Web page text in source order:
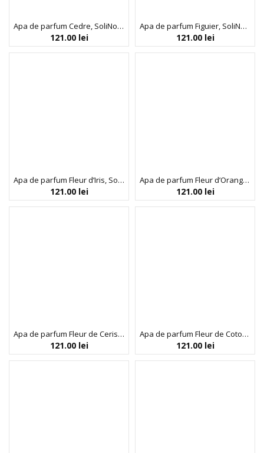
Apa de parfum Cedre, SoliNotes, 50 ml
121.00 lei
Apa de parfum Figuier, SoliNotes, 50 ml
121.00 lei
Apa de parfum Fleur d’Iris, SoliNotes, 50 ml
121.00 lei
Apa de parfum Fleur d’Oranger, SoliNotes, 50 ml
121.00 lei
Apa de parfum Fleur de Cerisier, SoliNotes, 50 ml
121.00 lei
Apa de parfum Fleur de Coton, SoliNotes, 50 ml
121.00 lei